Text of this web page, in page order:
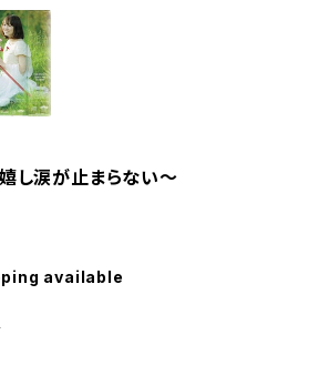
し涙が止まらない〜
available